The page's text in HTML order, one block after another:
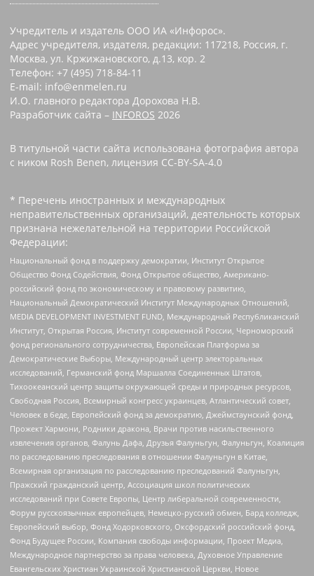
Учредитель и издатель ООО ИА «Инфорос».
Адрес учредителя, издателя, редакции: 117218, Россия, г.
Москва, ул. Кржижановского, д.13, кор. 2
Телефон: +7 (495) 718-84-11
E-mail: info@enmelen.ru
И.О. главного редактора Дорохова Н.В.
Разработчик сайта – INFOROS 2026
В титульной части сайта использована фотография автора
с ником Rosh Benen, лицензия CC-BY-SA-4.0
* Перечень иностранных и международных
неправительственных организаций, деятельность которых
признана нежелательной на территории Российской
Федерации:
Национальный фонд в поддержку демократии, Институт Открытое
Общество Фонд Содействия, Фонд Открытое общество, Американо-
российский фонд по экономическому и правовому развитию,
Национальный Демократический Институт Международных Отношений,
MEDIA DEVELOPMENT INVESTMENT FUND, Международный Республиканский
Институт, Открытая Россия, Институт современной России, Черноморский
фонд регионального сотрудничества, Европейская Платформа за
Демократические Выборы, Международный центр электоральных
исследований, Германский фонд Маршалла Соединенных Штатов,
Тихоокеанский центр защиты окружающей среды и природных ресурсов,
Свободная Россия, Всемирный конгресс украинцев, Атлантический совет,
Человек в беде, Европейский фонд за демократию, Джеймстаунский фонд,
Прожект Хармони, Родники дракона, Врачи против насильственного
извлечения органов, Фалунь Дафа, Друзья Фалуньгун, Фалуньгун, Коалиция
по расследованию преследования в отношении Фалуньгун в Китае,
Всемирная организация по расследованию преследований Фалуньгун,
Пражский гражданский центр, Ассоциация школ политических
исследований при Совете Европы, Центр либеральной современности,
Форум русскоязычных европейцев, Немецко-русский обмен, Бард колледж,
Европейский выбор, Фонд Ходорковского, Оксфордский российский фонд,
Фонд Будущее России, Компания свободы информации, Проект Медиа,
Международное партнерство за права человека, Духовное Управление
Евангельских Христиан Украинской Христианской Церкви, Новое